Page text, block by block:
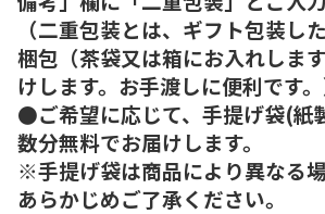
（二重包装とは、ギフト包装し
梱包（茶袋又は箱にお入れしま
けします。お手渡しに便利です。
●ご希望に応じて、手提げ袋(紙
数分無料でお届けします。
※手提げ袋は商品により異なる場
あらかじめご了承ください。